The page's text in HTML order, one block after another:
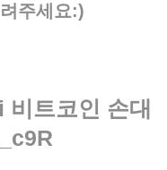
주세요:)
트코인 손대